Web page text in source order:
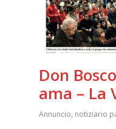
Don
ama – La
Annuncio, notiziario